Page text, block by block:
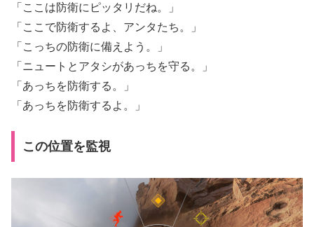
「ここは防衛にピッタリだね。」
「ここで防衛するよ、アンタたち。」
「こっちの防衛に備えよう。」
「ニュートとアタシがあっちを守る。」
「あっちを防衛する。」
「あっちを防衛するよ。」
この位置を監視